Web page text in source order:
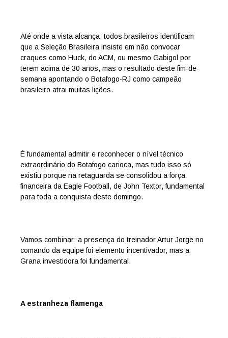
Até onde a vista alcança, todos brasileiros identificam
que a Seleção Brasileira insiste em não convocar
craques como Huck, do ACM, ou mesmo Gabigol por
terem acima de 30 anos, mas o resultado deste fim-de-
semana apontando o Botafogo-RJ como campeão
brasileiro atrai muitas lições.
É fundamental admitir e reconhecer o nível técnico
extraordinário do Botafogo carioca, mas tudo isso só
existiu porque na retaguarda se consolidou a força
financeira da Eagle Football, de John Textor, fundamental
para toda a conquista deste domingo.
Vamos combinar: a presença do treinador Artur Jorge no
comando da equipe foi elemento incentivador, mas a
Grana investidora foi fundamental.
A estranheza flamenga